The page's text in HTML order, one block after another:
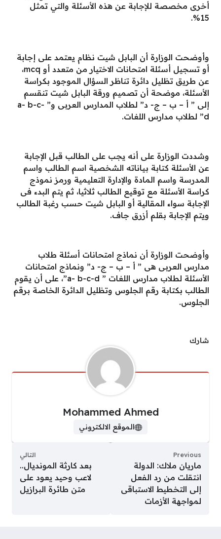
أخرى مخصصة للإجابة عن هذه الأسئلة والتي تمثل
15%.
وأوضحت الوزارة أن البابل شيت نظام يعتمد على إجابة
أو تسجيل أسئلة امتحانات الاختيار من متعدد أو mcq،
عن طريق تظليل دائرة تناظر السؤال الموجود بكراسة
الأسئلة، موضحة أن تصميم ورقة البابل شيت تنقسم
إلى ” أ – ب – ج- د” لطلاب المدارس العربى و” a- b-c-
d” لطلاب مدارس اللغات.
وشددت الوزارة على أنه يجب على الطالب قبل الإجابة
عن الأسئلة كتابة بياناته الشخصية اسم الطالب واسم
المدرسة واسم المادة والإدارة التعليمية ورمز نموذج
كراسة الأسئلة مع توقيع الطالب ثلاثيا، ثم يتم البدء فى
الإجابة سواء المقالية أو البابل شيت حسب رغبة الطالب
ويتم الإجابة بقلم أزرق جاف.
وأوضحت الوزارة أن نماذج امتحانات أسئلة طلاب
مدارس العربى هى ” أ – ب – ج- د” ونماذج امتحانات
الأسئلة لطلاب مدارس اللغات ” a- b-c-d”، على أن يقوم
الطالب بكتابة رقم الجلوس وتظليل الدائرة الخاصة برقم
الجلوس.
شارك
Mohammed Ahmed
الموقع الالكتروني
Previous
ماريان ملاك: الدولة
انتقلت من رد الفعل
إلى التخطيط الاستباقى
لمواجهة الأزمات
التالي
بعد كارثة المونديال..
لاعب وحيد يعود على
متن طائرة البرازيل